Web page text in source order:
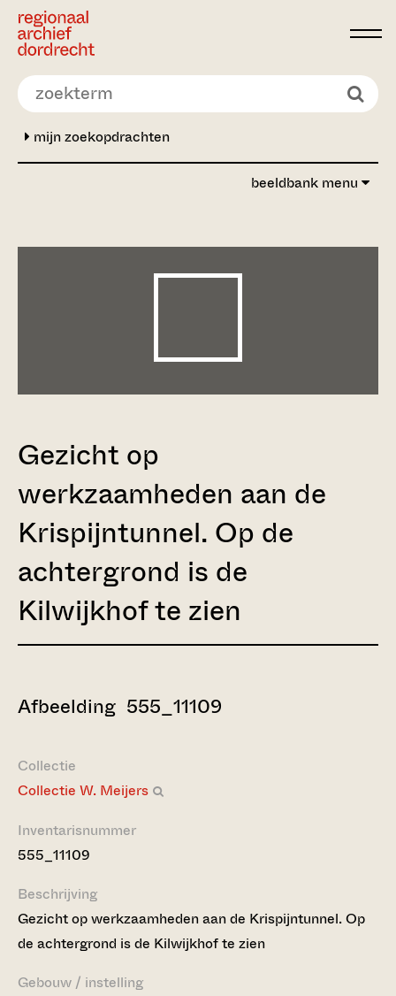
Ga direct naar de inhoud
mijn zoekopdrachten
beeldbank menu
Gezicht op
werkzaamheden aan de
Krispijntunnel. Op de
achtergrond is de
Kilwijkhof te zien
Afbeelding 555_11109
Collectie
Collectie W. Meijers
Inventarisnummer
555_11109
Beschrijving
Gezicht op werkzaamheden aan de Krispijntunnel. Op
de achtergrond is de Kilwijkhof te zien
Gebouw / instelling